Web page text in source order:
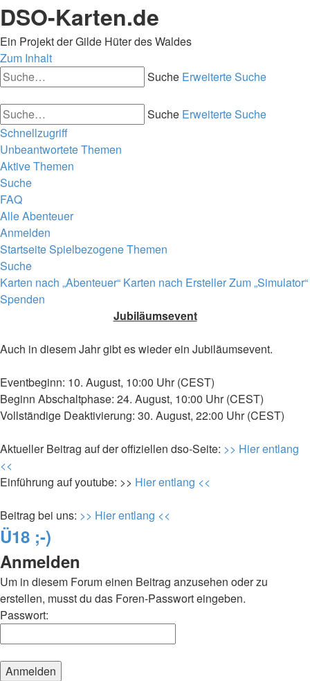
DSO-Karten.de
Ein Projekt der Gilde Hüter des Waldes
Zum Inhalt
Suche Erweiterte Suche
Suche Erweiterte Suche
Schnellzugriff
Unbeantwortete Themen
Aktive Themen
Suche
FAQ
Alle Abenteuer
Anmelden
StartseiteSpielbezogene Themen
Suche
Karten nach „Abenteuer“ Karten nach ErstellerZum „Simulator“
Spenden
Jubiläumsevent
Auch in diesem Jahr gibt es wieder ein Jubiläumsevent.
Eventbeginn: 10. August, 10:00 Uhr (CEST)
Beginn Abschaltphase: 24. August, 10:00 Uhr (CEST)
Vollständige Deaktivierung: 30. August, 22:00 Uhr (CEST)
Aktueller Beitrag auf der offiziellen dso-Seite: >> Hier entlang
<<
Einführung auf youtube: >> Hier entlang <<
Beitrag bei uns: >> Hier entlang <<
Ü18 ;-)
Anmelden
Um in diesem Forum einen Beitrag anzusehen oder zu
erstellen, musst du das Foren-Passwort eingeben.
Passwort: